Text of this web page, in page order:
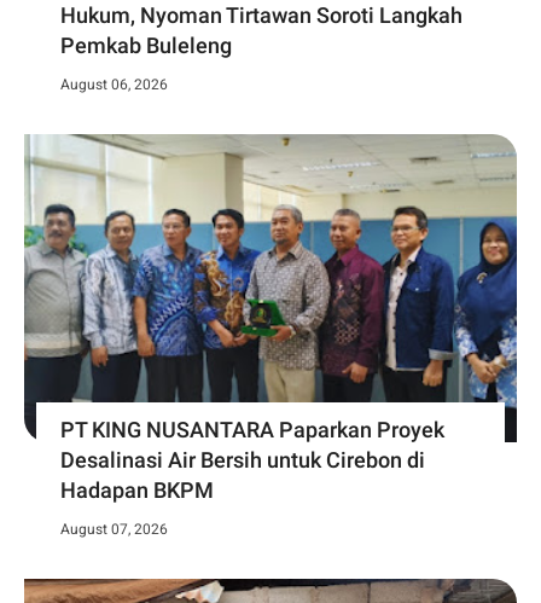
Hukum, Nyoman Tirtawan Soroti Langkah
Pemkab Buleleng
August 06, 2026
PT KING NUSANTARA Paparkan Proyek
Desalinasi Air Bersih untuk Cirebon di
Hadapan BKPM
August 07, 2026